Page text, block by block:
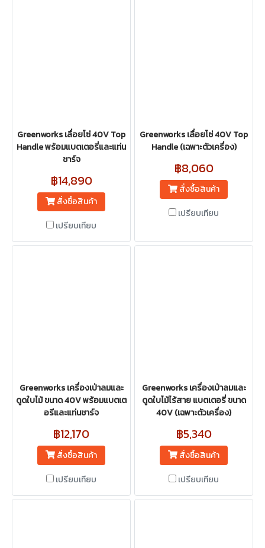
Greenworks เลื่อยโซ่ 40V Top
Handle พร้อมแบตเตอรี่และแท่น
ชาร์จ
฿14,890
สั่งซื้อสินค้า
เปรียบเทียบ
Greenworks เลื่อยโซ่ 40V Top
Handle (เฉพาะตัวเครื่อง)
฿8,060
สั่งซื้อสินค้า
เปรียบเทียบ
Greenworks เครื่องเป่าลมและ
ดูดใบไม้ ขนาด 40V พร้อมแบตเต
อรีและแท่นชาร์จ
฿12,170
สั่งซื้อสินค้า
เปรียบเทียบ
Greenworks เครื่องเป่าลมและ
ดูดใบไม้ไร้สาย แบตเตอรี่ ขนาด
40V (เฉพาะตัวเครื่อง)
฿5,340
สั่งซื้อสินค้า
เปรียบเทียบ